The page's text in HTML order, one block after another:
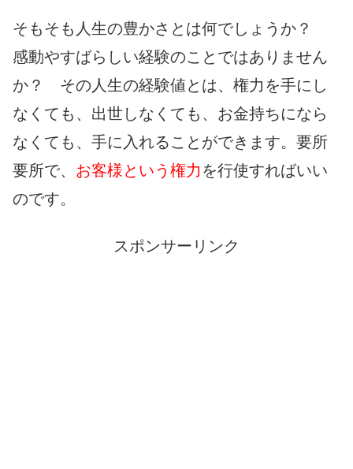
そもそも人生の豊かさとは何でしょうか？
感動やすばらしい経験のことではありません
か？ その人生の経験値とは、権力を手にし
なくても、出世しなくても、お金持ちになら
なくても、手に入れることができます。要所
要所で、 お客様という権力 を行使すればいい
のです。
スポンサーリンク